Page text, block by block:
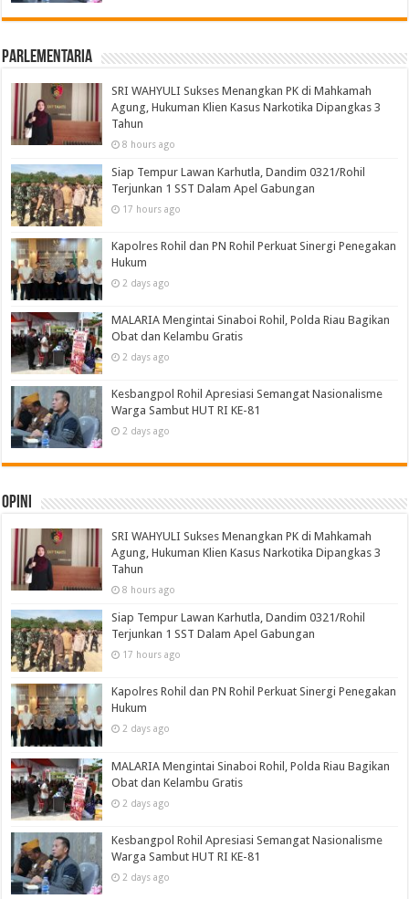
Parlementaria
SRI WAHYULI Sukses Menangkan PK di Mahkamah
Agung, Hukuman Klien Kasus Narkotika Dipangkas 3
Tahun
8 hours ago
Siap Tempur Lawan Karhutla, Dandim 0321/Rohil
Terjunkan 1 SST Dalam Apel Gabungan
17 hours ago
Kapolres Rohil dan PN Rohil Perkuat Sinergi Penegakan
Hukum
2 days ago
MALARIA Mengintai Sinaboi Rohil, Polda Riau Bagikan
Obat dan Kelambu Gratis
2 days ago
Kesbangpol Rohil Apresiasi Semangat Nasionalisme
Warga Sambut HUT RI KE-81
2 days ago
Opini
SRI WAHYULI Sukses Menangkan PK di Mahkamah
Agung, Hukuman Klien Kasus Narkotika Dipangkas 3
Tahun
8 hours ago
Siap Tempur Lawan Karhutla, Dandim 0321/Rohil
Terjunkan 1 SST Dalam Apel Gabungan
17 hours ago
Kapolres Rohil dan PN Rohil Perkuat Sinergi Penegakan
Hukum
2 days ago
MALARIA Mengintai Sinaboi Rohil, Polda Riau Bagikan
Obat dan Kelambu Gratis
2 days ago
Kesbangpol Rohil Apresiasi Semangat Nasionalisme
Warga Sambut HUT RI KE-81
2 days ago